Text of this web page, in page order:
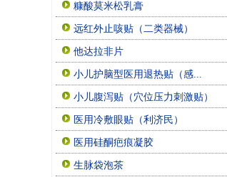
糠酸莫米松乳膏
远红外止咳贴（二类器械）
他达拉非片
小儿护脑型医用退热贴（感...
小儿腹泻贴（穴位压力刺激贴）
医用冷敷眼贴（利济民）
医用硅酮疤痕凝胶
生脉袋泡茶